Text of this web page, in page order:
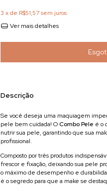
3 x de R$51,57sem juros
Ver mais detalhes
Descrição
Se você deseja uma maquiagem
pele bem cuidada! OCombo Pele é o
nutrir sua pele, garantindo que sua
profissional.
Composto por três produtos
frescor e fixação, deixando sua pele
o máximo de desempenho e
é o segredo para que a make se